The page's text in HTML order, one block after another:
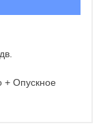
+ Опускное